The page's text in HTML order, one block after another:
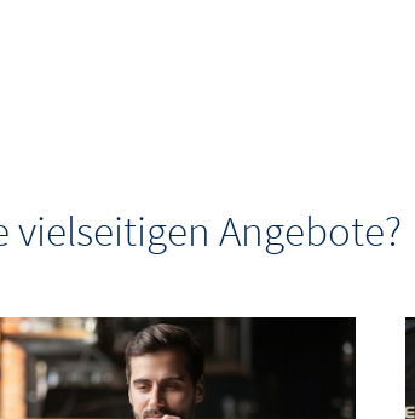
vielseitigen Angebote?